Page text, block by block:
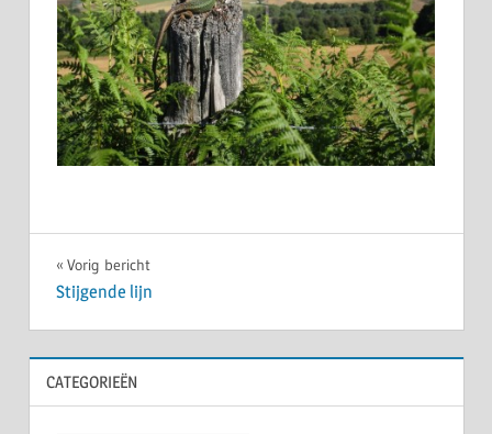
Bericht
navigatie
Vorig bericht
Stijgende lijn
CATEGORIEËN